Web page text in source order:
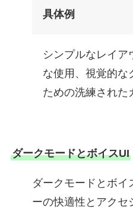
具体例
シンプルなレイア
な使用、視覚的な
ための洗練された
ダークモードとボイスUI
ダークモードとボイ
ーの快適性とアクセ